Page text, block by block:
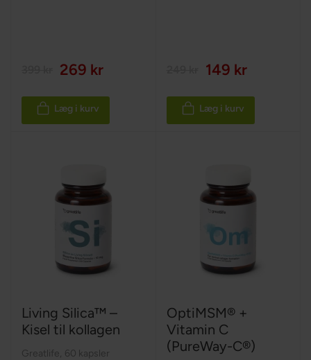
269 kr
Læg i kurv
149 kr
Læg i kurv
Living Silica™ –
Kisel til kollagen
Greatlife 60 kapsler
OptiMSM® +
Vitamin C
(PureWay-C®)